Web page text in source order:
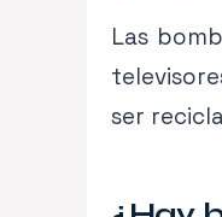
Las
ser